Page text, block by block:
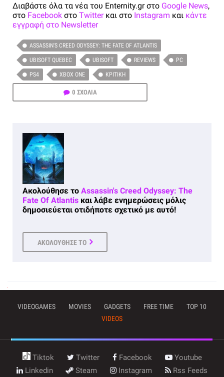
Διαβάστε όλα τα νέα του Enternity.gr στο Google News,
στο Facebook στο Twitterκαι στο Instagram και κάντε
εγγραφή στο Newsletter
ASSASSIN'S CREED ODYSSEY: THE FATE OF ATLANTIS
UBISOFT QUEBEC UBISOFT REVIEWS PC
PS4 XBOX ONE ΚΡΙΤΙΚΉ
0 ΣΧΟΛΙΑ
Ακολούθησε το Assassin's Creed Odyssey: The
Fate Of Atlantis και λάβε ενημερώσεις μόλις
δημοσιεύεται οτιδήποτε σχετικό με αυτό!
ΑΚΟΛΟΥΘΗΣΕ ΤΟ
VIDEOGAMES MOVIES GADGETS FREE TIME
TOP 10
VIDEOS
Tiktok Twitter Facebook
Youtube
Linkedin
Steam Instagram Rss Feeds